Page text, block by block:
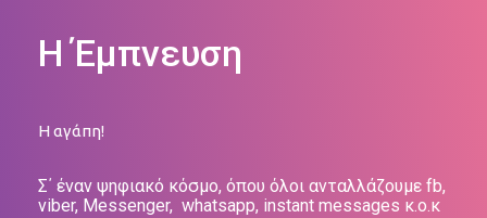
H Έμπνευση
Η αγάπη!
Σ΄ έναν ψηφιακό κόσμο, όπου όλοι ανταλλάζουμε fb,
viber, Messenger, whatsapp, instant messages κ.ο.κ